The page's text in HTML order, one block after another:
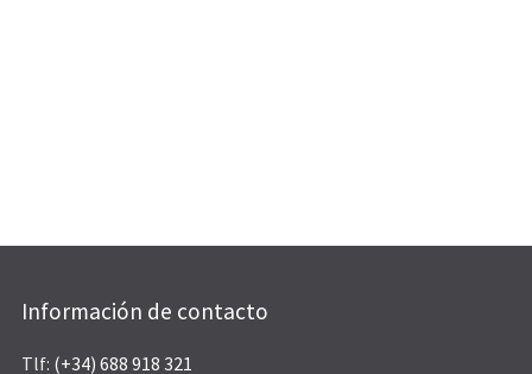
Información de contacto
Tlf: (+34) 688 918 321